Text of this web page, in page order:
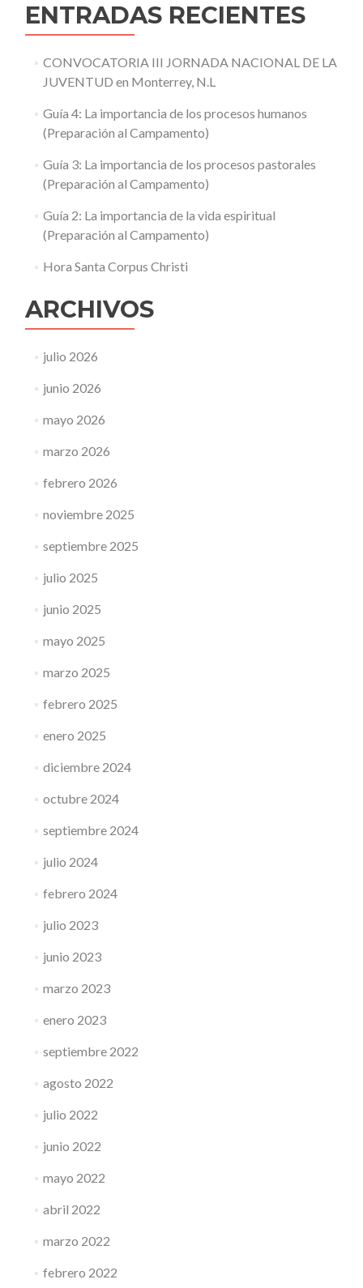
ENTRADAS RECIENTES
CONVOCATORIA III JORNADA NACIONAL DE LA
JUVENTUD en Monterrey, N.L
Guía 4: La importancia de los procesos humanos
(Preparación al Campamento)
Guía 3: La importancia de los procesos pastorales
(Preparación al Campamento)
Guía 2: La importancia de la vida espiritual
(Preparación al Campamento)
Hora Santa Corpus Christi
ARCHIVOS
julio 2026
junio 2026
mayo 2026
marzo 2026
febrero 2026
noviembre 2025
septiembre 2025
julio 2025
junio 2025
mayo 2025
marzo 2025
febrero 2025
enero 2025
diciembre 2024
octubre 2024
septiembre 2024
julio 2024
febrero 2024
julio 2023
junio 2023
marzo 2023
enero 2023
septiembre 2022
agosto 2022
julio 2022
junio 2022
mayo 2022
abril 2022
marzo 2022
febrero 2022